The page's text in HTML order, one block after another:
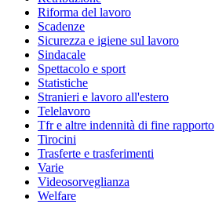
Riforma del lavoro
Scadenze
Sicurezza e igiene sul lavoro
Sindacale
Spettacolo e sport
Statistiche
Stranieri e lavoro all'estero
Telelavoro
Tfr e altre indennità di fine rapporto
Tirocini
Trasferte e trasferimenti
Varie
Videosorveglianza
Welfare